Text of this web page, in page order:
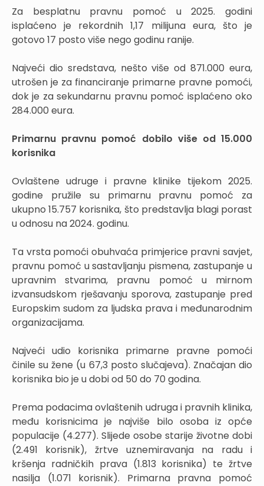
Za besplatnu pravnu pomoć u 2025. godini
isplaćeno je rekordnih 1,17 milijuna eura, što je
gotovo 17 posto više nego godinu ranije.
Najveći dio sredstava, nešto više od 871.000 eura,
utrošen je za financiranje primarne pravne pomoći,
dok je za sekundarnu pravnu pomoć isplaćeno oko
284.000 eura.
Primarnu pravnu pomoć dobilo više od 15.000
korisnika
Ovlaštene udruge i pravne klinike tijekom 2025.
godine pružile su primarnu pravnu pomoć za
ukupno 15.757 korisnika, što predstavlja blagi porast
u odnosu na 2024. godinu.
Ta vrsta pomoći obuhvaća primjerice pravni savjet,
pravnu pomoć u sastavljanju pismena, zastupanje u
upravnim stvarima, pravnu pomoć u mirnom
izvansudskom rješavanju sporova, zastupanje pred
Europskim sudom za ljudska prava i međunarodnim
organizacijama.
Najveći udio korisnika primarne pravne pomoći
činile su žene (u 67,3 posto slučajeva). Značajan dio
korisnika bio je u dobi od 50 do 70 godina.
Prema podacima ovlaštenih udruga i pravnih klinika,
među korisnicima je najviše bilo osoba iz opće
populacije (4.277). Slijede osobe starije životne dobi
(2.491 korisnik), žrtve uznemiravanja na radu i
kršenja radničkih prava (1.813 korisnika) te žrtve
nasilja (1.071 korisnik). Primarna pravna pomoć